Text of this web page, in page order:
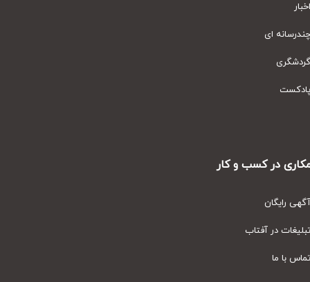
ای
در کسب و کار
رایگان
در آفتاب
با ما